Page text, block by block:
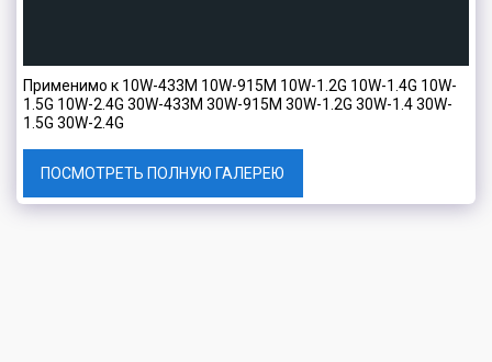
Применимо к 10W-433M 10W-915M 10W-1.2G 10W-1.4G 10W-
1.5G 10W-2.4G 30W-433M 30W-915M 30W-1.2G 30W-1.4 30W-
1.5G 30W-2.4G
ПОСМОТРЕТЬ ПОЛНУЮ ГАЛЕРЕЮ